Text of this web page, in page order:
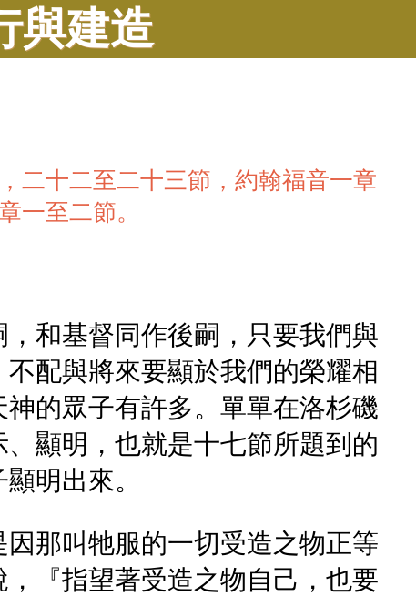
與建造
二十二至二十三節，約翰福音一章
一至二節。
和基督同作後嗣，只要我們與
配與將來要顯於我們的榮耀相
的眾子有許多。單單在洛杉磯
顯明，也就是十七節所題到的
明出來。
那叫牠服的一切受造之物正等
『指望著受造之物自己，也要